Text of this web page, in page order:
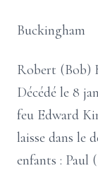
Buckingham
Robert (Bob)
Décédé le 8
feu Edward
laisse dans le
enfants : Paul